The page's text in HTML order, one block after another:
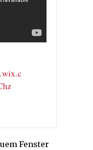
Fenster